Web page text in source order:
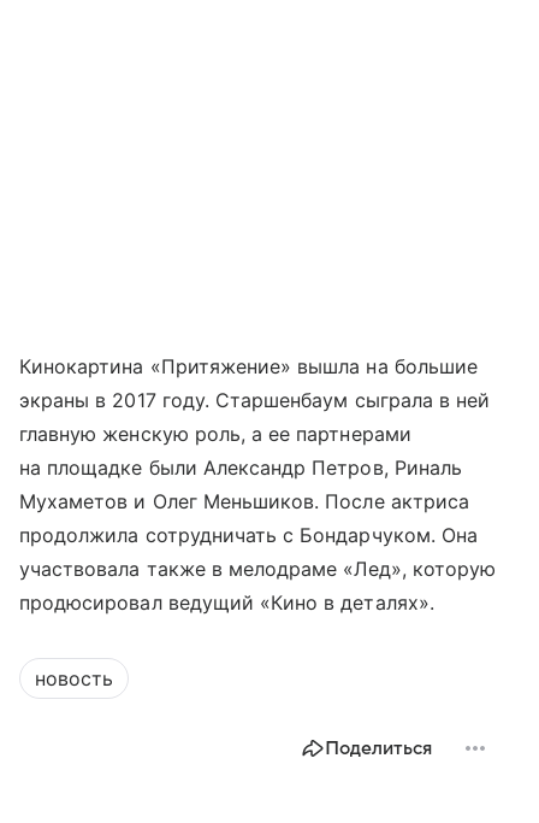
Кинокартина «Притяжение» вышла на большие
экраны в 2017 году. Старшенбаум сыграла в ней
главную женскую роль, а ее партнерами
на площадке были Александр Петров, Риналь
Мухаметов и Олег Меньшиков. После актриса
продолжила сотрудничать с Бондарчуком. Она
участвовала также в мелодраме «Лед», которую
продюсировал ведущий «Кино в деталях».
новость
Поделиться